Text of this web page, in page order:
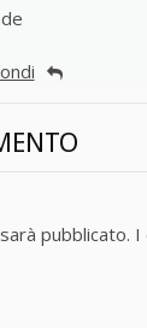
pubblicato. I